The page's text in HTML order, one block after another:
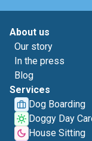
About us
Our story
In the press
Blog
Services
Dog Boarding
Doggy Day
House Sitting